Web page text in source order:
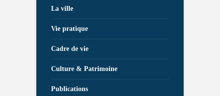
La ville
Vie pratique
Cadre de vie
Culture & Patrimoine
Publications